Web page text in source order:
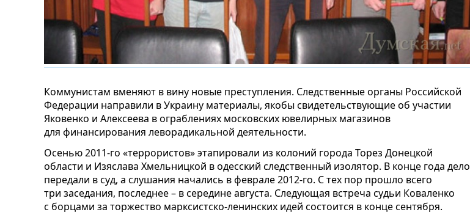
Коммунистам вменяют в вину новые преступления. Следственные органы Российской
Федерации направили в Украину материалы, якобы свидетельствующие об участии
Яковенко и Алексеева в ограблениях московских ювелирных магазинов
для финансирования леворадикальной деятельности.
Осенью 2011-го «террористов» этапировали из колоний города Торез Донецкой
области и Изяслава Хмельницкой в одесский следственный изолятор. В конце года дело
передали в суд, а слушания начались в феврале 2012-го. С тех пор прошло всего
три заседания, последнее – в середине августа. Следующая встреча судьи Коваленко
с борцами за торжество марксистско-ленинских идей состоится в конце сентября.